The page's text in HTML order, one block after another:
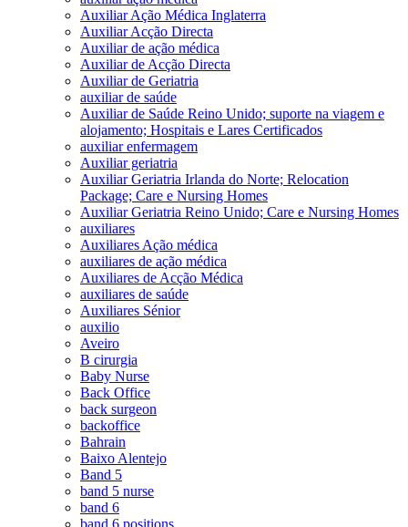
Auxiliar Ação Médica Inglaterra
Auxiliar Acção Directa
Auxiliar de ação médica
Auxiliar de Acção Directa
Auxiliar de Geriatria
auxiliar de saúde
Auxiliar de Saúde Reino Unido; suporte na viagem e
alojamento; Hospitais e Lares Certificados
auxiliar enfermagem
Auxiliar geriatria
Auxiliar Geriatria Irlanda do Norte; Relocation
Package; Care e Nursing Homes
Auxiliar Geriatria Reino Unido; Care e Nursing Homes
auxiliares
Auxiliares Ação médica
auxiliares de ação médica
Auxiliares de Acção Médica
auxiliares de saúde
Auxiliares Sénior
auxilio
Aveiro
B cirurgia
Baby Nurse
Back Office
back surgeon
backoffice
Bahrain
Baixo Alentejo
Band 5
band 5 nurse
band 6
band 6 positions